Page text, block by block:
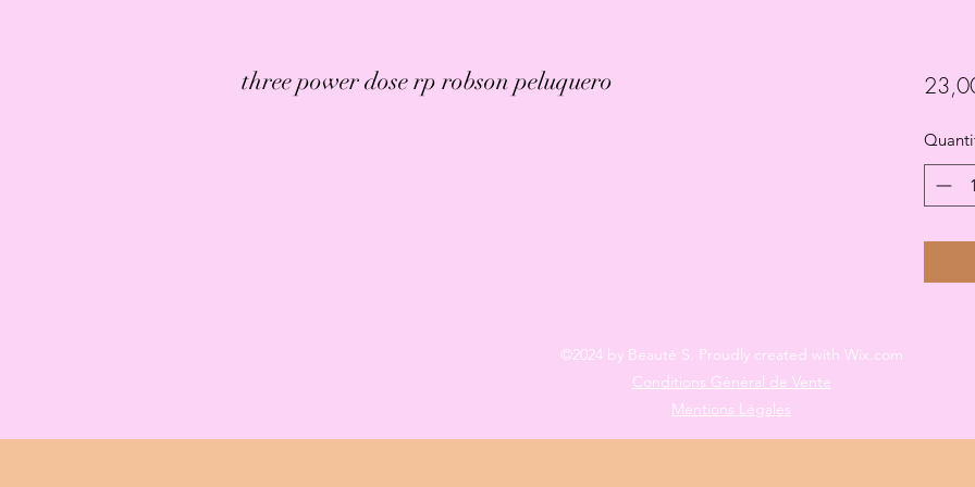
three power dose rp robson peluquero
©2024 by Beauté S. Proudly created with Wix.com
Conditions Général de Vente
Mentions Légales